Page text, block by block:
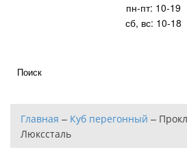
пн-пт: 10-19
сб, вс: 10-18
Главная – Куб перегонный –
Люкссталь